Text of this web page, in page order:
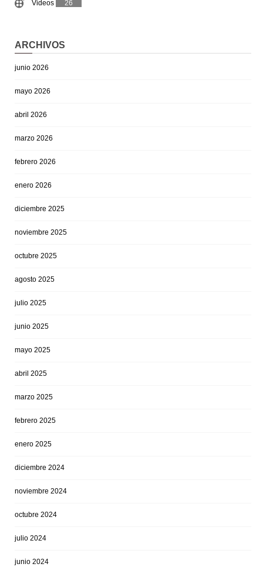
Videos 26
ARCHIVOS
junio 2026
mayo 2026
abril 2026
marzo 2026
febrero 2026
enero 2026
diciembre 2025
noviembre 2025
octubre 2025
agosto 2025
julio 2025
junio 2025
mayo 2025
abril 2025
marzo 2025
febrero 2025
enero 2025
diciembre 2024
noviembre 2024
octubre 2024
julio 2024
junio 2024